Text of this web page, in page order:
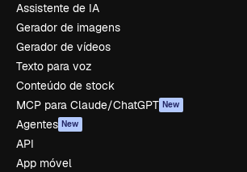
Assistente de IA
Gerador de imagens
Gerador de vídeos
Texto para voz
Conteúdo de stock
MCP para Claude/ChatGPT New
Agentes New
API
App móvel